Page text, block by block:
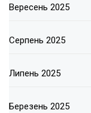
Вересень 2025
Серпень 2025
Липень 2025
Березень 2025